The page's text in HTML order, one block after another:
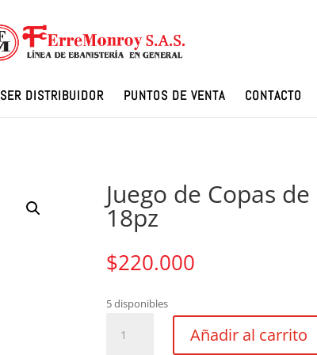
SER DISTRIBUIDOR PUNTOS DE VENTA CONTACTO
Juego de Copas
18pz
$220.000
5 disponibles
Añadir al carrito